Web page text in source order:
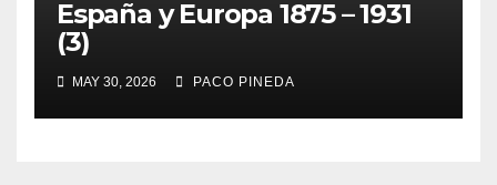
España y Europa 1875 – 1931
(3)
MAY 30, 2026 PACO PINEDA